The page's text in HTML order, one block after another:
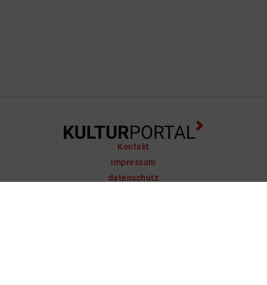
Kontakt
impressum
datenschutz